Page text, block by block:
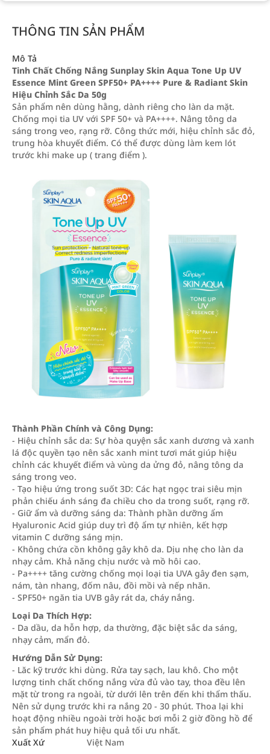
THÔNG TIN SẢN PHẨM
Mô Tả
Tinh Chất Chống Nắng Sunplay Skin Aqua Tone Up UV
Essence Mint Green SPF50+ PA++++ Pure & Radiant Skin
Hiệu Chỉnh Sắc Da 50g
Sản phẩm nên dùng hằng, dành riêng cho làn da mặt.
Chống mọi tia UV với SPF 50+ và PA++++. Nâng tông da
sáng trong veo, rạng rỡ. Công thức mới, hiệu chỉnh sắc đỏ,
trung hòa khuyết điểm. Có thể được dùng làm kem lót
trước khi make up ( trang điểm ).
Thành Phần Chính và Công Dụng:
- Hiệu chỉnh sắc da: Sự hòa quyện sắc xanh dương và xanh
lá độc quyền tạo nên sắc xanh mint tươi mát giúp hiệu
chỉnh các khuyết điểm và vùng da ửng đỏ, nâng tông da
sáng trong veo.
- Tạo hiệu ứng trong suốt 3D: Các hạt ngọc trai siêu mịn
phản chiếu ánh sáng đa chiều cho da trong suốt, rạng rỡ.
- Giữ ẩm và dưỡng sáng da: Thành phần dưỡng ẩm
Hyaluronic Acid giúp duy trì độ ẩm tự nhiên, kết hợp
vitamin C dưỡng sáng mịn.
- Không chứa cồn không gây khô da. Dịu nhẹ cho làn da
nhạy cảm. Khả năng chịu nước và mồ hôi cao.
- Pa++++ tăng cường chống mọi loại tia UVA gây đen sạm,
nám, tàn nhang, đốm nâu, đồi mồi và nếp nhăn.
- SPF50+ ngăn tia UVB gây rát da, cháy nắng.
Loại Da Thích Hợp:
- Da dầu, da hỗn hợp, da thường, đặc biệt sắc da sáng,
nhạy cảm, mẩn đỏ.
Hướng Dẫn Sử Dụng:
- Lăc kỹ trước khi dùng. Rửa tay sạch, lau khô. Cho một
lượng tinh chất chống nắng vừa đủ vào tay, thoa đều lên
mặt từ trong ra ngoài, từ dưới lên trên đến khi thẩm thấu.
Nên sử dụng trước khi ra nắng 20 - 30 phút. Thoa lại khi
hoạt động nhiều ngoài trời hoặc bơi mỗi 2 giờ đồng hồ để
sản phẩm phát huy hiệu quả tối ưu nhất.
Xuất Xứ
Việt Nam